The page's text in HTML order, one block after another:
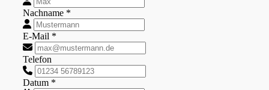
Nachname *
E-Mail *
Telefon
Datum *